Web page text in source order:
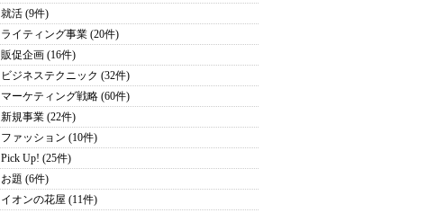
就活 (9件)
ライティング事業 (20件)
販促企画 (16件)
ビジネステクニック (32件)
マーケティング戦略 (60件)
新規事業 (22件)
ファッション (10件)
Pick Up! (25件)
お題 (6件)
イオンの花屋 (11件)